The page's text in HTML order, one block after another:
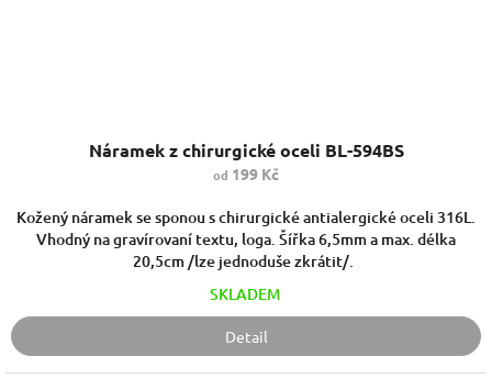
Náramek z chirurgické oceli BL-594BS
od 199 Kč
Kožený náramek se sponou s chirurgické antialergické oceli 316L.
Vhodný na gravírovaní textu, loga. Šířka 6,5mm a max. délka
20,5cm /lze jednoduše zkrátit/.
SKLADEM
Detail